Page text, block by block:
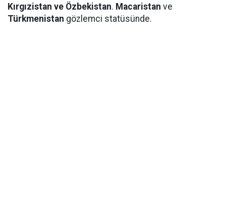
Kırgızistan ve Özbekistan. Macaristan ve
Türkmenistan gözlemci statüsünde.